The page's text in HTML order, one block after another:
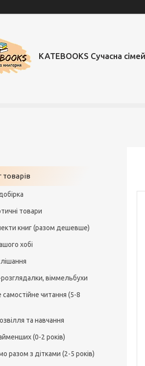
KATEBOOKS Сучасна
товарів
товари
книг (разом дешевше)
хобі
віммельбухи
читання (5-8
та навчання
(0-2 років)
разом з дітками (2-5 років)